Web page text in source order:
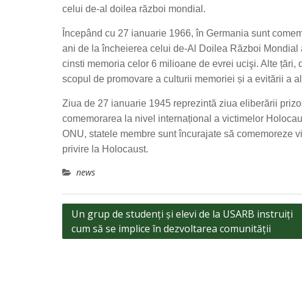
celui de-al doilea război mondial.
Începând cu 27 ianuarie 1966, în Germania sunt
ani de la încheierea celui de-Al Doilea Război
cinsti memoria celor 6 milioane de evrei ucişi. Alte
scopul de promovare a culturii memoriei și a evitării a
Ziua de 27 ianuarie 1945 reprezintă ziua eliberării
comemorarea la nivel internațional a victimelor
ONU, statele membre sunt încurajate să comemoreze
privire la Holocaust.
news
Navigare
în
Un grup de studenți și elevi de la USARB instruiți
cum să se implice în dezvoltarea comunității